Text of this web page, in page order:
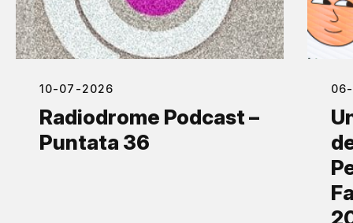
10-07-2026
Radiodrome Podcast –
Puntata 36